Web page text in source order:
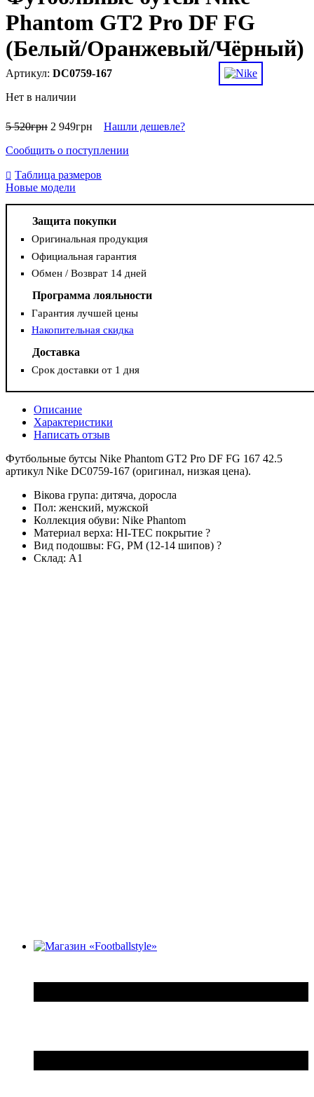
Phantom GT2 Pro DF FG
(Белый/Оранжевый/Чёрный)
DC0759-167
Нет в наличии
5 520грн 2 949грн
Нашли дешевле?
Сообщить о поступлении
Таблица размеров
Новые модели
Защита покупки
Оригинальная продукция
Официальная гарантия
Обмен / Возврат 14 дней
Программа лояльности
Гарантия лучшей цены
Накопительная скидка
Доставка
Срок доставки от 1 дня
Описание
Характеристики
Написать отзыв
Футбольные бутсы Nike Phantom GT2 Pro DF FG 167 42.5
артикул Nike DC0759-167 (оригинал, низкая цена).
Вікова група: дитяча, доросла
Пол: женский, мужской
Коллекция обуви: Nike Phantom
Материал верха: HI-TEC покрытие ?
Вид подошвы: FG, PM (12-14 шипов) ?
Склад: А1